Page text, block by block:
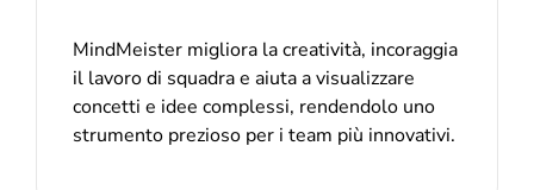
MindMeister migliora la creatività, incoraggia
il lavoro di squadra e aiuta a visualizzare
concetti e idee complessi, rendendolo uno
strumento prezioso per i team più innovativi.